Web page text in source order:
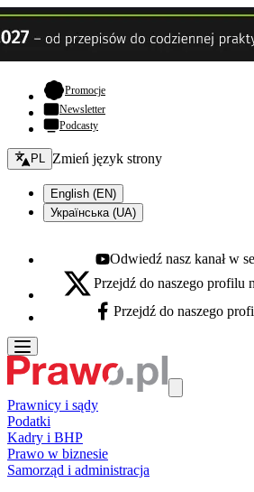
Promocje- otwiera się w nowej karcie
Newsletter
Podcasty
Zmień język - bieżący:
PL Zmień język strony
English (EN)
Українська (UA)
Youtube - otwiera się w nowej karcie
Odwiedź nasz kanał w
X - otwiera się w nowej karcie
Przejdź do naszego profilu
Facebook - otwiera się w nowej karcie
Przejdź do naszego
Prawnicy i sądy
Podatki
Kadry i BHP
Prawo w biznesie
Samorząd i administracja